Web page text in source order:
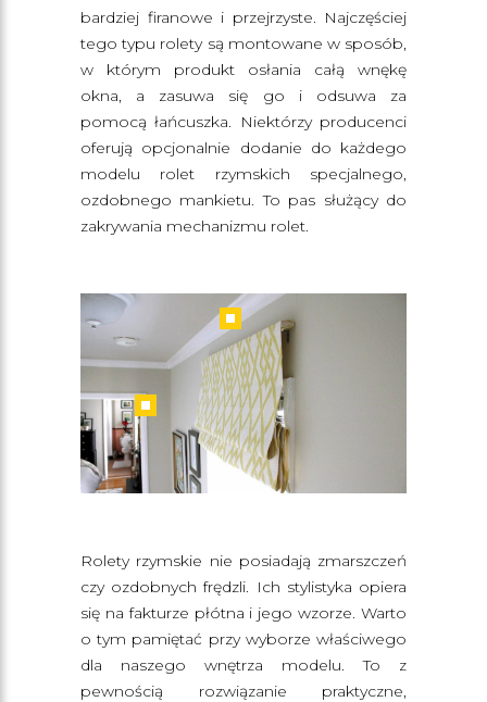
bardziej firanowe i przejrzyste. Najczęściej
tego typu rolety są montowane w sposób,
w którym produkt osłania całą wnękę
okna, a zasuwa się go i odsuwa za
pomocą łańcuszka. Niektórzy producenci
oferują opcjonalnie dodanie do każdego
modelu rolet rzymskich specjalnego,
ozdobnego mankietu. To pas służący do
zakrywania mechanizmu rolet.
Rolety rzymskie nie posiadają zmarszczeń
czy ozdobnych frędzli. Ich stylistyka opiera
się na fakturze płótna i jego wzorze. Warto
o tym pamiętać przy wyborze właściwego
dla naszego wnętrza modelu. To z
pewnością rozwiązanie praktyczne,